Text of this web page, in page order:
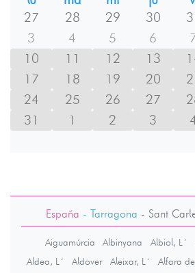
27
28 29 30
3
4 5 6
10
11 12 13
17
18 19 20
24
25 26 27
31
1 2 3
España - Tarragona - Sant
Aiguamúrcia Albinyana Albiol, L´
Aldea, L´
Aldover Aleixar, L´ Alfara